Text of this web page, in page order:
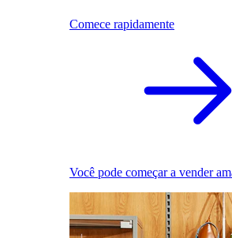
Comece rapidamente
Você pode começar a vender